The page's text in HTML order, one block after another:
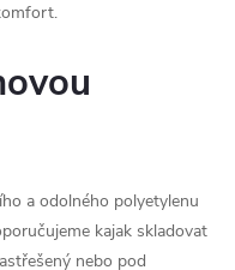
a odolného polyetylenu
kajak skladovat
nebo pod